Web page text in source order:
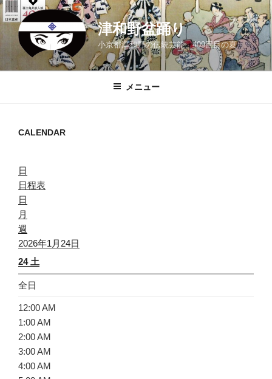
コ
ン
テ
津和野盆踊り
小京都津和野の伝統芸能、409回目の夏
メニュー
CALENDAR
日
日程表
日
月
週
2026年1月24日
24 土
全日
12:00 AM
1:00 AM
2:00 AM
3:00 AM
4:00 AM